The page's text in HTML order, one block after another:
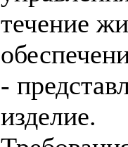
течение
-
изделие.